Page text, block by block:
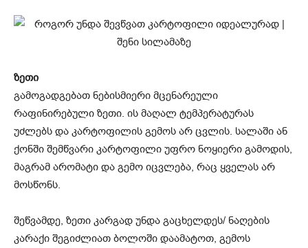
ზეთი
გამოგადგებათ ნებისმიერი მცენარეული
რაფინირებული ზეთი. ის მაღალ ტემპერატურას
უძლებს და კარტოფილის გემოს არ ცვლის. სალაში ან
ქონში შემწვარი კარტოფილი უფრო ნოყიერი გამოდის,
მაგრამ არომატი და გემო იცვლება, რაც ყველას არ
მოსწონს.
შეწვამდე, ზეთი კარგად უნდა გაცხელდეს/ ნაღების
კარაქი შეგიძლიათ ბოლოში დაამატოთ, გემოს